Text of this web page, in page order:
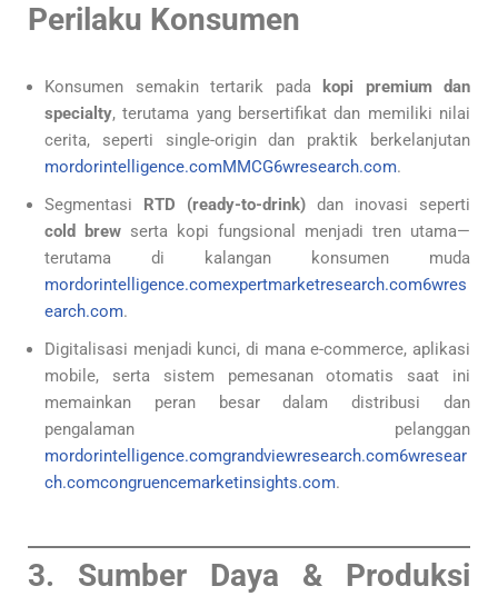
Perilaku Konsumen
Konsumen semakin tertarik pada
kopi premium dan
specialty, terutama yang bersertifikat dan memiliki nilai
cerita, seperti single-origin dan praktik berkelanjutan
mordorintelligence.comMMCG6wresearch.com.
Segmentasi RTD (ready-to-drink) dan inovasi seperti
cold brew serta kopi fungsional menjadi tren utama—
terutama di kalangan konsumen muda
mordorintelligence.comexpertmarketresearch.com6wres
earch.com.
Digitalisasi menjadi kunci, di mana e-commerce, aplikasi
mobile, serta sistem pemesanan otomatis saat ini
memainkan peran besar dalam distribusi dan
pengalaman pelanggan
mordorintelligence.comgrandviewresearch.com6wresear
ch.comcongruencemarketinsights.com.
3. Sumber Daya & Produksi